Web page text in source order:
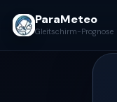
ParaMeteo
Gleitschirm-Prognose